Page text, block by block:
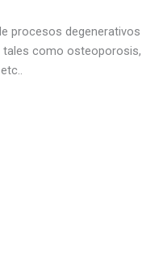
procesos degenerativos
como osteoporosis,